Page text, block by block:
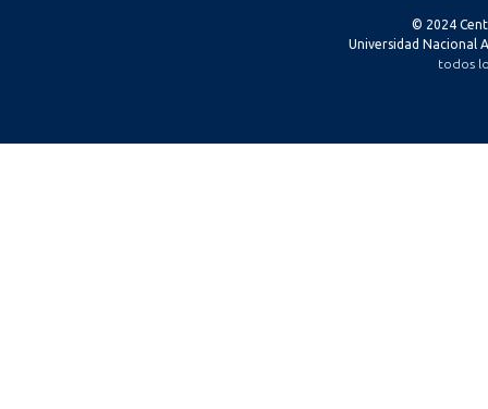
© 2024
Universidad Nacional
todos